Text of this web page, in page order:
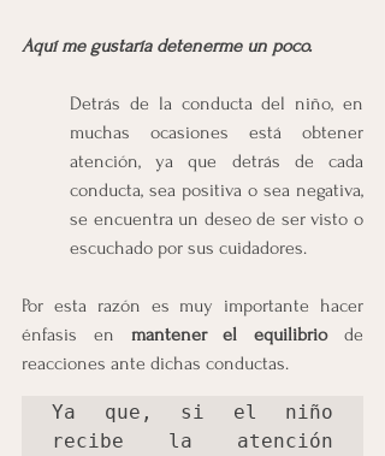
Aquí me gustaría detenerme un poco.
Detrás de la conducta del niño, en
muchas ocasiones está obtener
atención, ya que detrás de cada
conducta, sea positiva o sea negativa,
se encuentra un deseo de ser visto o
escuchado por sus cuidadores.
Por esta razón es muy importante hacer
énfasis en mantener el equilibrio de
reacciones ante dichas conductas.
Ya que, si el niño
recibe la atención